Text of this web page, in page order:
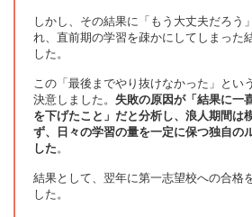
しかし、その結果に「もう大丈夫だろう
れ、直前期の学習を疎かにしてしまった
した。
この「最後までやり抜けなかった」とい
決意しました。 失敗の原因が「結果に一
を下げたこと」だと分析し、浪人期間は
ず、日々の学習の量を一定に保つ独自の
した。
結果として、翌年に第一志望校への合格
した。